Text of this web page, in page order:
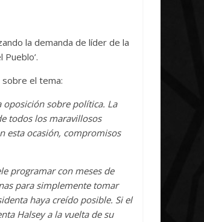
la demanda de líder de la
sobre el tema:
oposición sobre política. La
todos los maravillosos
esta ocasión, compromisos
programar con meses de
para simplemente tomar
haya creído posible. Si el
Halsey a la vuelta de su